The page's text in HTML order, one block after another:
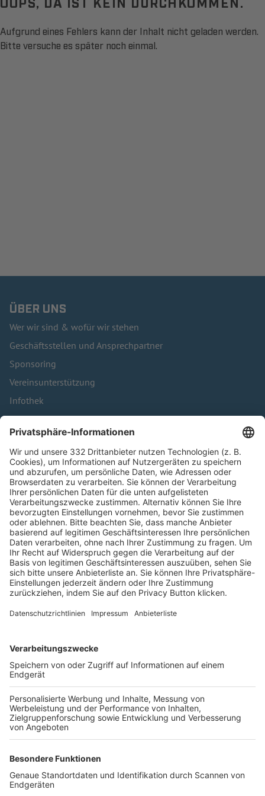
Aufgrund eines Fehlers kann der Inhalt nicht geladen werden.
Bitte versuche es später noch einmal.
ÜBER UNS
Wer wir sind & wofür wir stehen
Geschäftsstellen und Ansprechpartner
Sponsoring
Vereinsunterstützung
Infothek
Kontakt
HÄUFIG BESUCHTE SEITEN
Pässe und Vereinswechsel
Trainerausbildung
Schulungsangebot Vereinsmitarbeiter
BFV-Geschäftsstellen
Trainerbörse
Login SpielPlus
FOLGE DEM BFV
TOP-VEREINE
TOP-PARTNER